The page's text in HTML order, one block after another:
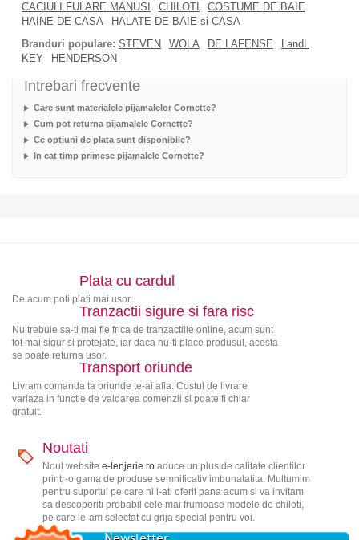
CACIULI FULARE MANUSI
CHILOTI
COSTUME DE BAIE
HAINE DE CASA
HALATE DE BAIE si CASA
Branduri populare: STEVEN WOLA DE LAFENSE
LandL
KEY
HENDERSON
Intrebari frecvente
Care sunt materialele pijamalelor Cornette?
Cum pot returna pijamalele Cornette?
Ce optiuni de plata sunt disponibile?
In cat timp primesc pijamalele Cornette?
Plata cu cardul
De acum poti plati mai usor
Tranzactii sigure si fara risc
Nu trebuie sa-ti mai fie frica de tranzactiile online, acum sunt
tot mai sigur si protejate, iar daca nu-ti place produsul, acesta
se poate returna usor.
Transport oriunde
Livram comanda ta oriunde te-ai afla. Costul de livrare
variaza in functie de valoarea comenzii si poate fi chiar
gratuit.
Noutati
Noul website e-lenjerie.roaduce un plus de calitate clientilor
printr-o gama de produse semnificativ imbunatatita. Multumim
pentru suportul pe care ni l-ati oferit pana acum si va invitam
sa descoperiti probabil cele mai frumoase modele de chiloti,
pe care le-am selectat cu grija special pentru voi.